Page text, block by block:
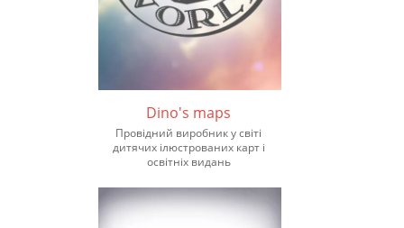
Dino's maps
Провідний виробник у світі
дитячих ілюстрованих карт і
освітніх видань